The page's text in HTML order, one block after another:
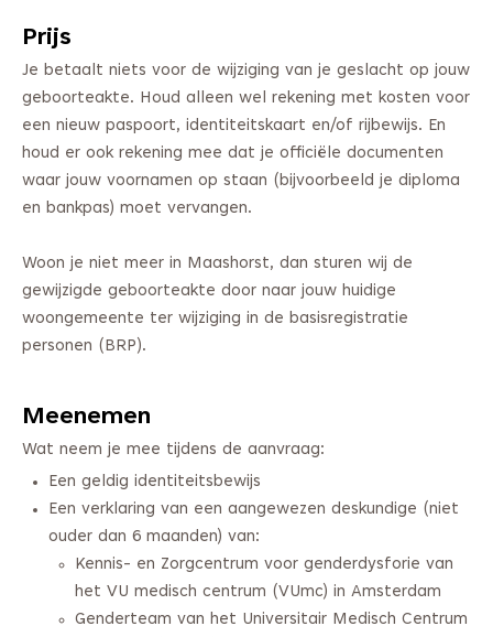
Prijs
Je betaalt niets voor de wijziging van je geslacht op jouw
geboorteakte. Houd alleen wel rekening met kosten voor
een nieuw paspoort, identiteitskaart en/of rijbewijs. En
houd er ook rekening mee dat je officiële documenten
waar jouw voornamen op staan (bijvoorbeeld je diploma
en bankpas) moet vervangen.
Woon je niet meer in Maashorst, dan sturen wij de
gewijzigde geboorteakte door naar jouw huidige
woongemeente ter wijziging in de basisregistratie
personen (BRP).
Meenemen
Wat neem je mee tijdens de aanvraag:
Een geldig identiteitsbewijs
Een verklaring van een aangewezen deskundige (niet
ouder dan 6 maanden) van:
Kennis- en Zorgcentrum voor genderdysforie van
het VU medisch centrum (VUmc) in Amsterdam
Genderteam van het Universitair Medisch Centrum